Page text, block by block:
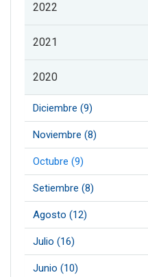
2022
2021
2020
Diciembre (9)
Noviembre (8)
Octubre (9)
Setiembre (8)
Agosto (12)
Julio (16)
Junio (10)